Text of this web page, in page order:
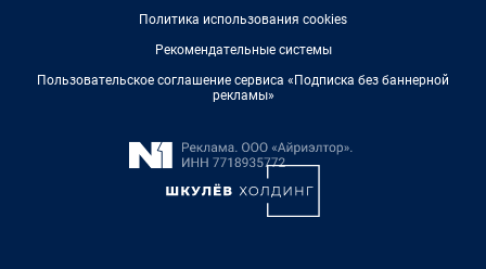
Политика использования cookies
Рекомендательные системы
Пользовательское соглашение сервиса «Подписка без баннерной
рекламы»